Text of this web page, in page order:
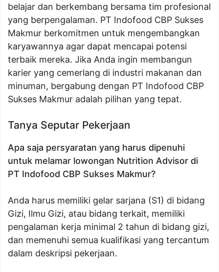
belajar dan berkembang bersama tim profesional
yang berpengalaman. PT Indofood CBP Sukses
Makmur berkomitmen untuk mengembangkan
karyawannya agar dapat mencapai potensi
terbaik mereka. Jika Anda ingin membangun
karier yang cemerlang di industri makanan dan
minuman, bergabung dengan PT Indofood CBP
Sukses Makmur adalah pilihan yang tepat.
Tanya Seputar Pekerjaan
Apa saja persyaratan yang harus dipenuhi
untuk melamar lowongan Nutrition Advisor di
PT Indofood CBP Sukses Makmur?
Anda harus memiliki gelar sarjana (S1) di bidang
Gizi, Ilmu Gizi, atau bidang terkait, memiliki
pengalaman kerja minimal 2 tahun di bidang gizi,
dan memenuhi semua kualifikasi yang tercantum
dalam deskripsi pekerjaan.